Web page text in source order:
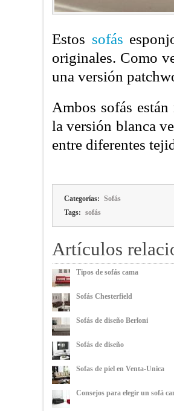
Estos sofás
originales. Como
una versión
Ambos sofás
la versión blanca
entre diferentes
Categorías: Sofás
Tags: sofás
Artículos
Tipos de sofás cama
Sofás Chesterfield
Sofás de diseño Berloni
Sofás de diseño
Sofas de piel en Venta-Unica
Consejos para elegir un sofá